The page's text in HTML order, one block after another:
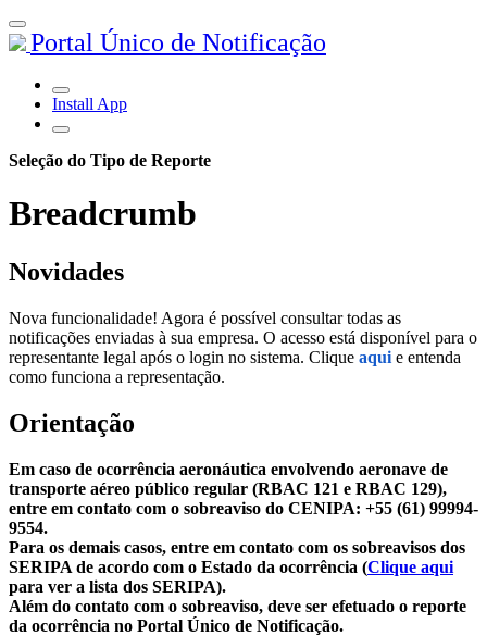
Portal Único de Notificação
Install App
Seleção do Tipo de Reporte
Breadcrumb
Novidades
Nova funcionalidade! Agora é possível consultar todas as
notificações enviadas à sua empresa. O acesso está disponível para o
representante legal após o login no sistema. Clique aqui e entenda
como funciona a representação.
Orientação
Em caso de ocorrência aeronáutica envolvendo aeronave de
transporte aéreo público regular (RBAC 121 e RBAC 129),
entre em contato com o sobreaviso do CENIPA: +55 (61) 99994-
9554.
Para os demais casos, entre em contato com os sobreavisos dos
SERIPA de acordo com o Estado da ocorrência (Clique aqui
para ver a lista dos SERIPA).
Além do contato com o sobreaviso, deve ser efetuado o reporte
da ocorrência no Portal Único de Notificação.